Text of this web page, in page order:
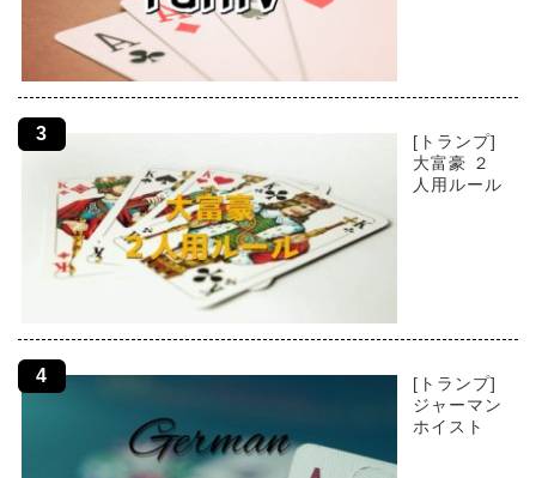
[トランプ]
大富豪 ２
人用ルール
[トランプ]
ジャーマン
ホイスト